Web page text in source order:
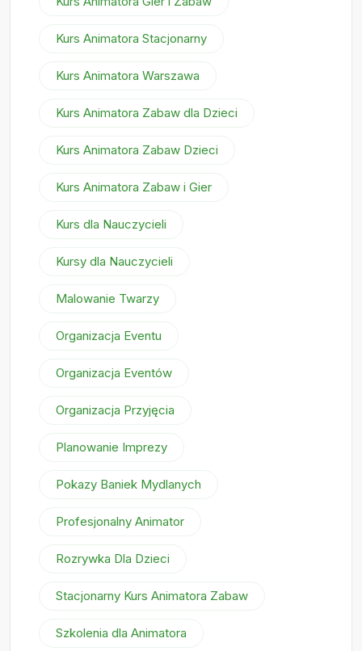
Kurs Animatora Stacjonarny
Kurs Animatora Warszawa
Kurs Animatora Zabaw dla Dzieci
Kurs Animatora Zabaw Dzieci
Kurs Animatora Zabaw i Gier
Kurs dla Nauczycieli
Kursy dla Nauczycieli
Malowanie Twarzy
Organizacja Eventu
Organizacja Eventów
Organizacja Przyjęcia
Planowanie Imprezy
Pokazy Baniek Mydlanych
Profesjonalny Animator
Rozrywka Dla Dzieci
Stacjonarny Kurs Animatora Zabaw
Szkolenia dla Animatora